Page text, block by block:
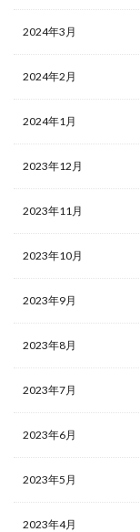
2024年3月
2024年2月
2024年1月
2023年12月
2023年11月
2023年10月
2023年9月
2023年8月
2023年7月
2023年6月
2023年5月
2023年4月